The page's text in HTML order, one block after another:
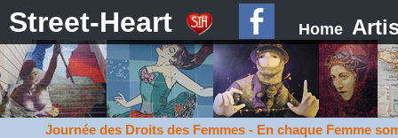
Street-Heart Home
Journée des Droits des Femmes - En chaque Femme